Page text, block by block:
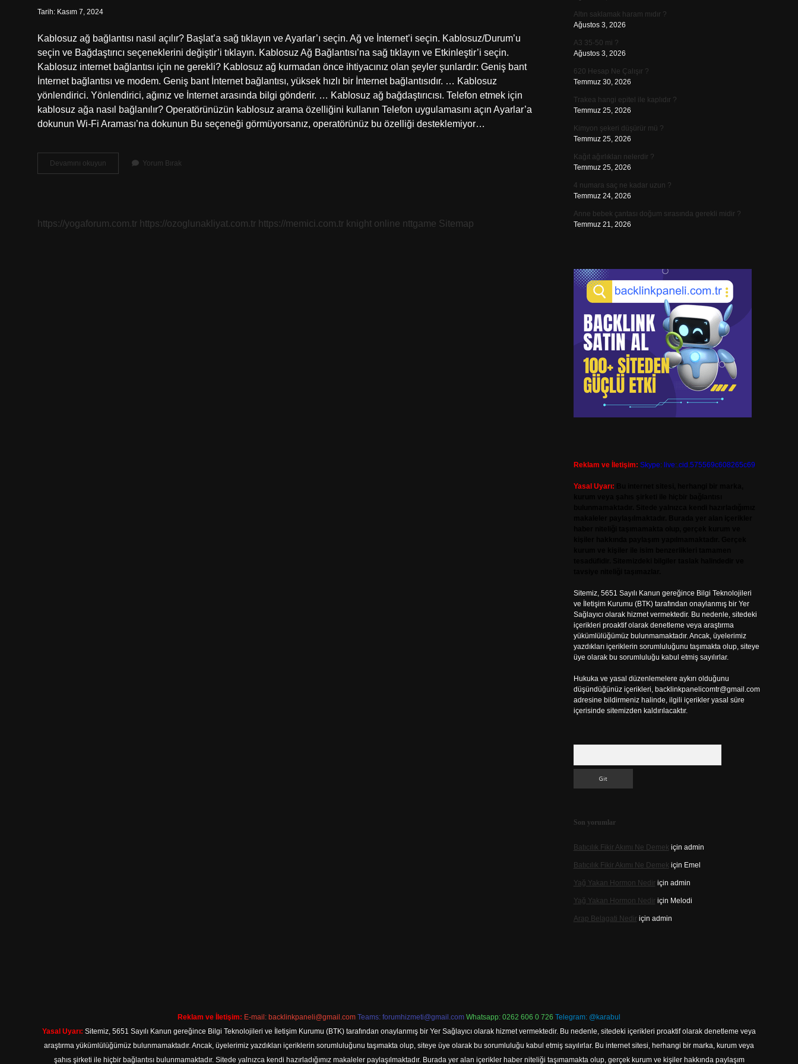
Tarih: Kasım 7, 2024
Kablosuz ağ bağlantısı nasıl açılır? Başlat’a sağ tıklayın ve Ayarlar’ı seçin. Ağ ve İnternet’i seçin. Kablosuz/Durum’u
seçin ve Bağdaştırıcı seçeneklerini değiştir’i tıklayın. Kablosuz Ağ Bağlantısı’na sağ tıklayın ve Etkinleştir’i seçin.
Kablosuz internet bağlantısı için ne gerekli? Kablosuz ağ kurmadan önce ihtiyacınız olan şeyler şunlardır: Geniş bant
İnternet bağlantısı ve modem. Geniş bant İnternet bağlantısı, yüksek hızlı bir İnternet bağlantısıdır. … Kablosuz
yönlendirici. Yönlendirici, ağınız ve İnternet arasında bilgi gönderir. … Kablosuz ağ bağdaştırıcısı. Telefon etmek için
kablosuz ağa nasıl bağlanılır? Operatörünüzün kablosuz arama özelliğini kullanın Telefon uygulamasını açın Ayarlar’a
dokunun Wi-Fi Araması’na dokunun Bu seçeneği görmüyorsanız, operatörünüz bu özelliği desteklemiyor…
Devamını okuyun Kablosuz
Ağ
Yorum Bırak
https://yogaforum.com.tr https://ozoglunakliyat.com.tr https://memici.com.tr knight online nttgame Sitemap
Altın saklamak haram mıdır ?
Ağustos 3, 2026
A3 35-50 mi ?
Ağustos 3, 2026
620 Hesap Ne Çalışır ?
Temmuz 30, 2026
Trakea hangi epitel ile kaplıdır ?
Temmuz 25, 2026
Kimyon şekeri düşürür mü ?
Temmuz 25, 2026
Kağıt ağırlıkları nelerdir ?
Temmuz 25, 2026
4 numara saç ne kadar uzun ?
Temmuz 24, 2026
Anne bebek çantası doğum sırasında gerekli midir ?
Temmuz 21, 2026
Reklam ve İletişim: Skype: live:.cid.575569c608265c69
Yasal Uyarı:
Sitemiz, 5651 Sayılı Kanun gereğince Bilgi Teknolojileri
ve İletişim Kurumu (BTK) tarafından onaylanmış bir Yer
Sağlayıcı olarak hizmet vermektedir. Bu nedenle, sitedeki
içerikleri proaktif olarak denetleme veya araştırma
yükümlülüğümüz bulunmamaktadır. Ancak, üyelerimiz
yazdıkları içeriklerin sorumluluğunu taşımakta olup, siteye
üye olarak bu sorumluluğu kabul etmiş sayılırlar.
Hukuka ve yasal düzenlemelere aykırı olduğunu
düşündüğünüz içerikleri, backlinkpanelicomtr@gmail.com
adresine bildirmeniz halinde, ilgili içerikler yasal süre
içerisinde sitemizden kaldırılacaktır.
Son yorumlar
Batıcılık Fikir Akımı Ne Demek için admin
Batıcılık Fikir Akımı Ne Demek için Emel
Yağ Yakan Hormon Nediriçin admin
Yağ Yakan Hormon Nediriçin Melodi
Arap Belagati Nediriçin admin
Reklam ve İletişim: E-mail: backlinkpaneli@gmail.com Teams: forumhizmeti@gmail.com Whatsapp: 0262 606 0 726 Telegram: @karabul
Yasal Uyarı: Sitemiz, 5651 Sayılı Kanun gereğince Bilgi Teknolojileri ve İletişim Kurumu (BTK) tarafından onaylanmış bir Yer Sağlayıcı olarak hizmet vermektedir. Bu nedenle, sitedeki içerikleri proaktif olarak denetleme veya
araştırma yükümlülüğümüz bulunmamaktadır. Ancak, üyelerimiz yazdıkları içeriklerin sorumluluğunu taşımakta olup, siteye üye olarak bu sorumluluğu kabul etmiş sayılırlar. Bu internet sitesi, herhangi bir marka, kurum veya
şahıs şirketi ile hiçbir bağlantısı bulunmamaktadır. Sitede yalnızca kendi hazırladığımız makaleler paylaşılmaktadır. Burada yer alan içerikler haber niteliği taşımamakta olup, gerçek kurum ve kişiler hakkında paylaşım